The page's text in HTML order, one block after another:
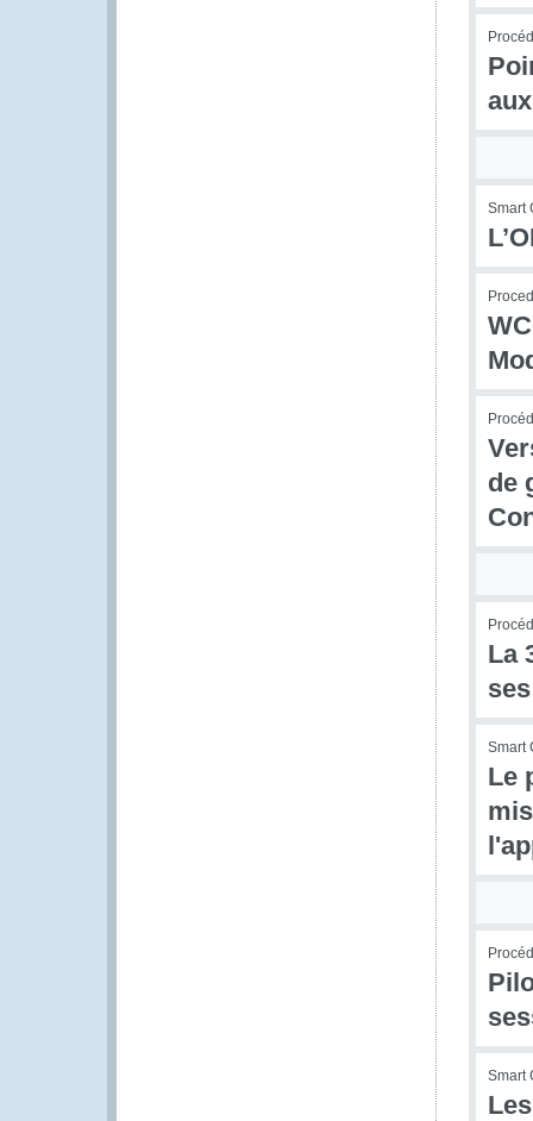
Smart
de
La
Smart
Le
Smart